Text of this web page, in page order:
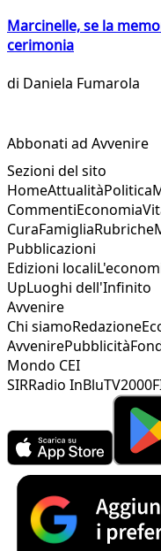
Marcinelle, se la
cerimonia
di Daniela Fumarola
Abbonati ad Avvenire
Sezioni del sito
HomeAttualitàPolitica
CommentiEconomia
CuraFamigliaRubriche
Pubblicazioni
Edizioni locali
UpLuoghi dell'Infinito
Avvenire
Chi siamoRedazione
AvvenirePubblicità
Mondo CEI
SIRRadio InBluTV2000